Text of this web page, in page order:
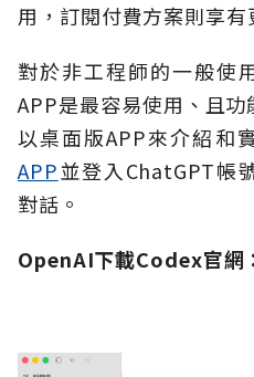
用，訂閱付費方案則享有
對於非工程師的一般使
APP是最容易使用、且
以桌面版APP來介紹和
APP並登入ChatGPT帳
對話。
OpenAI下載Codex官網